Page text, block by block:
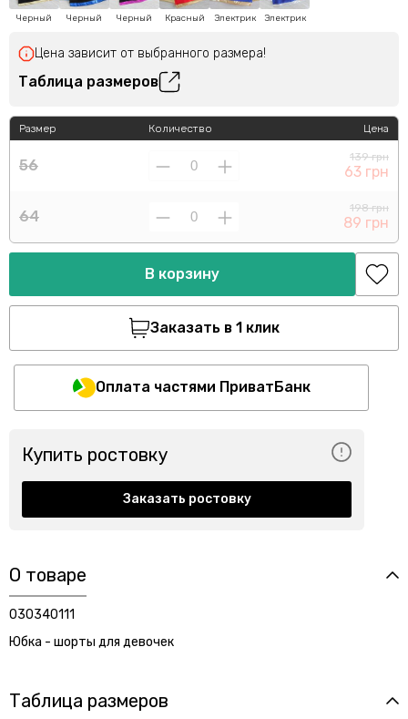
Черный Черный Черный Красный Электрик Электрик
Цена зависит от выбранного размера!
Таблица размеров
Размер
56
64
Количество Цена
139 грн
63 грн
198 грн
89 грн
В корзину
Заказать в 1 клик
Оплата частями ПриватБанк
Купить ростовку
Заказать ростовку
О товаре
030340111
Юбка - шорты для девочек
Таблица размеров